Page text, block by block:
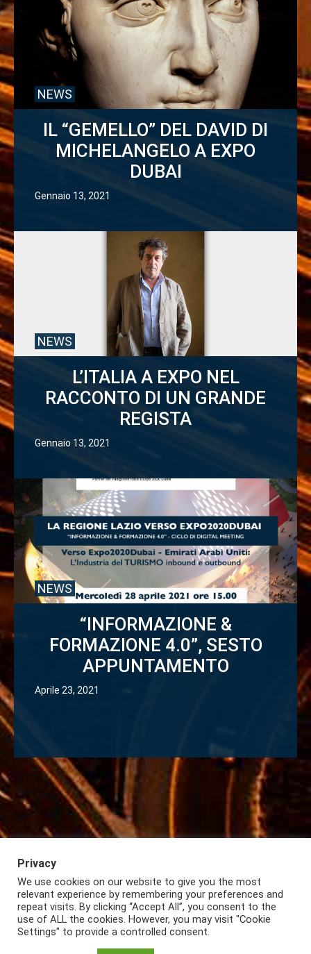
IL “GEMELLO” DEL DAVID DI
MICHELANGELO A EXPO
DUBAI
Gennaio 13, 2021
NEWS
L’ITALIA A EXPO NEL
RACCONTO DI UN GRANDE
REGISTA
Gennaio 13, 2021
NEWS
“INFORMAZIONE &
FORMAZIONE 4.0”, SESTO
APPUNTAMENTO
Aprile 23, 2021
NEWS
Iscriviti alla Newsletter Privacy Lazio International
Privacy
We use cookies on our website to give you the most
relevant experience by remembering your preferences and
repeat visits. By clicking “Accept All”, you consent to the
use of ALL the cookies. However, you may visit "Cookie
Settings" to provide a controlled consent.